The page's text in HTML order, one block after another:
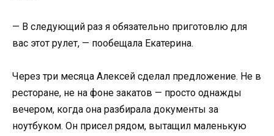
— В следующий раз я обязательно приготовлю для
вас этот рулет, — пообещала Екатерина.
Через три месяца Алексей сделал предложение. Не в
ресторане, не на фоне закатов — просто однажды
вечером, когда она разбирала документы за
ноутбуком. Он присел рядом, вытащил маленькую